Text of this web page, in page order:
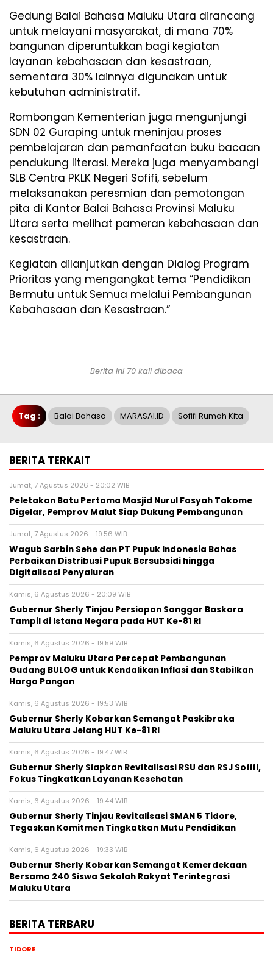
Gedung Balai Bahasa Maluku Utara dirancang
untuk melayani masyarakat, di mana 70%
bangunan diperuntukkan bagi kegiatan
layanan kebahasaan dan kesastraan,
sementara 30% lainnya digunakan untuk
kebutuhan administratif.
Rombongan Kementerian juga mengunjungi
SDN 02 Guraping untuk meninjau proses
pembelajaran dan pemanfaatan buku bacaan
pendukung literasi. Mereka juga menyambangi
SLB Centra PKLK Negeri Sofifi, sebelum
melaksanakan peresmian dan pemotongan
pita di Kantor Balai Bahasa Provinsi Maluku
Utara serta melihat pameran kebahasaan dan
kesastraan.
Kegiatan dilanjutkan dengan Dialog Program
Prioritas yang mengangkat tema “Pendidikan
Bermutu untuk Semua melalui Pembangunan
Kebahasaan dan Kesastraan.”
Berita ini 70 kali dibaca
Tag : Balai Bahasa MARASAI.ID Sofifi Rumah Kita
BERITA TERKAIT
Jumat, 7 Agustus 2026 - 20:02 WIB
Peletakan Batu Pertama Masjid Nurul Fasyah Takome
Digelar, Pemprov Malut Siap Dukung Pembangunan
Jumat, 7 Agustus 2026 - 19:56 WIB
Wagub Sarbin Sehe dan PT Pupuk Indonesia Bahas
Perbaikan Distribusi Pupuk Bersubsidi hingga
Digitalisasi Penyaluran
Kamis, 6 Agustus 2026 - 20:09 WIB
Gubernur Sherly Tinjau Persiapan Sanggar Baskara
Tampil di Istana Negara pada HUT Ke-81 RI
Kamis, 6 Agustus 2026 - 19:59 WIB
Pemprov Maluku Utara Percepat Pembangunan
Gudang BULOG untuk Kendalikan Inflasi dan Stabilkan
Harga Pangan
Kamis, 6 Agustus 2026 - 19:53 WIB
Gubernur Sherly Kobarkan Semangat Paskibraka
Maluku Utara Jelang HUT Ke-81 RI
Kamis, 6 Agustus 2026 - 19:47 WIB
Gubernur Sherly Siapkan Revitalisasi RSU dan RSJ Sofifi,
Fokus Tingkatkan Layanan Kesehatan
Kamis, 6 Agustus 2026 - 19:44 WIB
Gubernur Sherly Tinjau Revitalisasi SMAN 5 Tidore,
Tegaskan Komitmen Tingkatkan Mutu Pendidikan
Kamis, 6 Agustus 2026 - 19:33 WIB
Gubernur Sherly Kobarkan Semangat Kemerdekaan
Bersama 240 Siswa Sekolah Rakyat Terintegrasi
Maluku Utara
BERITA TERBARU
TIDORE